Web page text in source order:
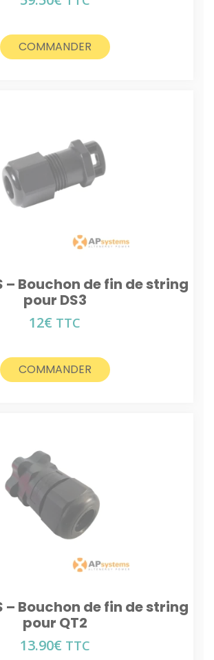
COMMANDER
– Bouchon de fin de string
pour DS3
12€ TTC
COMMANDER
– Bouchon de fin de string
pour QT2
13.90€ TTC